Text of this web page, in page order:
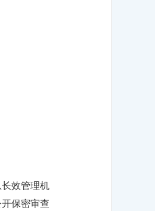
效管理机
保密审查